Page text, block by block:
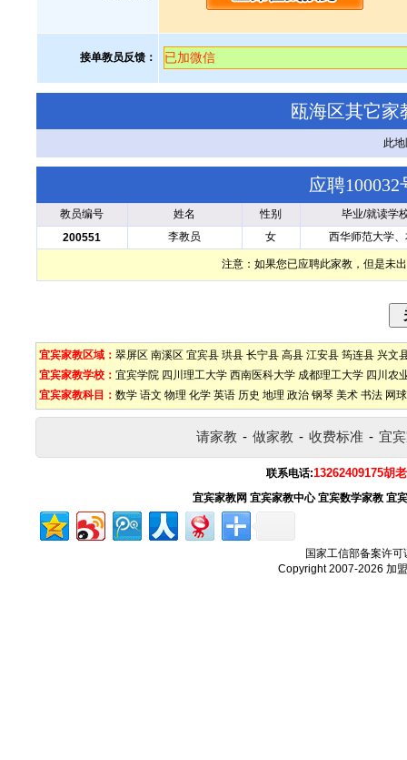
接单教员反馈： 已加微信
瓯海区其它家
此
应聘
教员编号 姓名 性别
毕业/就读学
200551
李教员 女 西华师范大学
注意：如果您已应聘此家教，但是未
宜宾家教区域： 翠屏区 南溪区 宜宾县 珙县 长宁县 高县 江安县 筠连县 兴文
宜宾家教学校： 宜宾学院 四川理工大学 西南医科大学 成都理工大学 四川农
宜宾家教科目： 数学 语文 物理 化学 英语 历史 地理 政治 钢琴 美术 书法 网球
请家教 - 做家教 - 收费标准 - 宜
联系电话:13262409175胡
宜宾家教网 宜宾家教中心 宜宾数学家教 宜
国家工信部备案许可
Copyright 2007-2026加